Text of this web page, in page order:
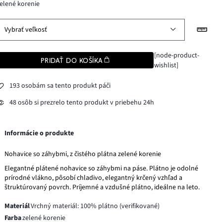
korenie
Vybrať veľkosť
PRIDAŤ DO KOŠÍKA
[node-product-
wishlist]
193 osobám sa tento produkt páči
48 osôb si prezrelo tento produkt v priebehu 24h
Informácie o produkte
Nohavice so záhybmi, z čistého plátna zelené korenie
Elegantné plátené nohavice so záhybmi na páse. Plátno je odolné
prírodné vlákno, pôsobí chladivo, elegantný krčený vzhľad a
štruktúrovaný povrch. Príjemné a vzdušné plátno, ideálne na leto.
MateriálVrchný materiál: 100% plátno (verifikované)
Farbazelené korenie